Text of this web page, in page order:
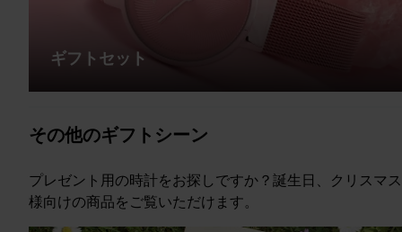
ギフトセット
その他のギフトシーン
プレゼント用の時計をお探しですか？誕生日、クリスマ
様向けの商品をご覧いただけます。